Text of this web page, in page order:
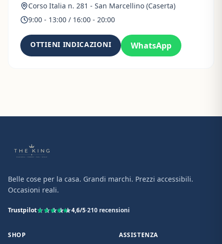
Corso Italia n. 281 - San Marcellino (Caserta)
9:00 - 13:00 / 16:00 - 20:00
OTTIENI INDICAZIONI WhatsApp
Belle cose per la casa. Grandi marchi. Prezzi accessibili.
Occasioni reali.
Trustpilot 4,6/5·210 recensioni
SHOP ASSISTENZA